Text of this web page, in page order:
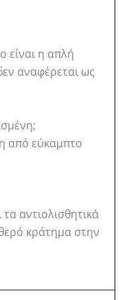
είναι η απλή
αναφέρεται ως
από εύκαμπτο
αντιολισθητικά
κράτημα στην